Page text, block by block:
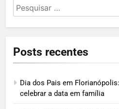
Pesquisar
por:
Posts recentes
Dia dos Pais em
celebrar a data em família